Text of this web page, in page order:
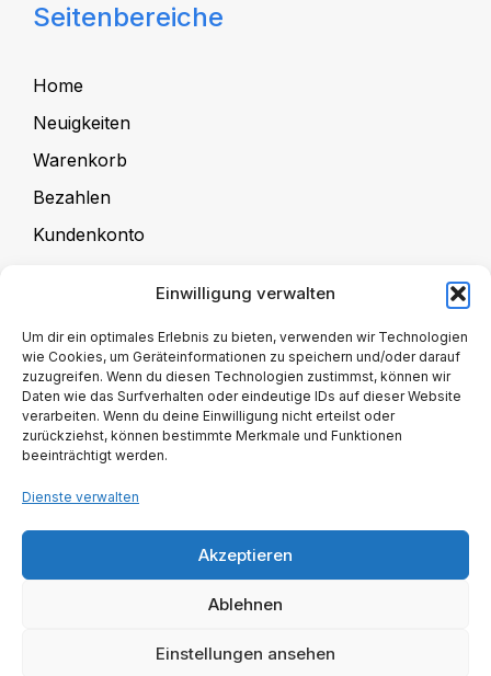
Einwilligung verwalten
Um dir ein optimales Erlebnis zu bieten, verwenden wir Technologien
wie Cookies, um Geräteinformationen zu speichern und/oder darauf
zuzugreifen. Wenn du diesen Technologien zustimmst, können wir
Daten wie das Surfverhalten oder eindeutige IDs auf dieser Website
verarbeiten. Wenn du deine Einwilligung nicht erteilst oder
zurückziehst, können bestimmte Merkmale und Funktionen
beeinträchtigt werden.
Dienste verwalten
Akzeptieren
Ablehnen
Einstellungen ansehen
Seitenbereiche
Home
Neuigkeiten
Warenkorb
Bezahlen
Kundenkonto
Kursangebote
Kursanbieter-Registrierung
Kursanbieter-Verwaltung
Kursanbieter Mitgliedschaft
Dieser Marktplatz wurde von Omni-Channel